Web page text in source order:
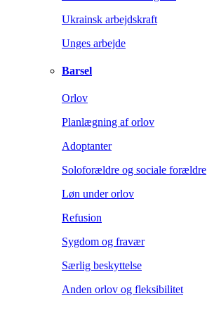
Ukrainsk arbejdskraft
Unges arbejde
Barsel
Orlov
Planlægning af orlov
Adoptanter
Soloforældre og sociale forældre
Løn under orlov
Refusion
Sygdom og fravær
Særlig beskyttelse
Anden orlov og fleksibilitet